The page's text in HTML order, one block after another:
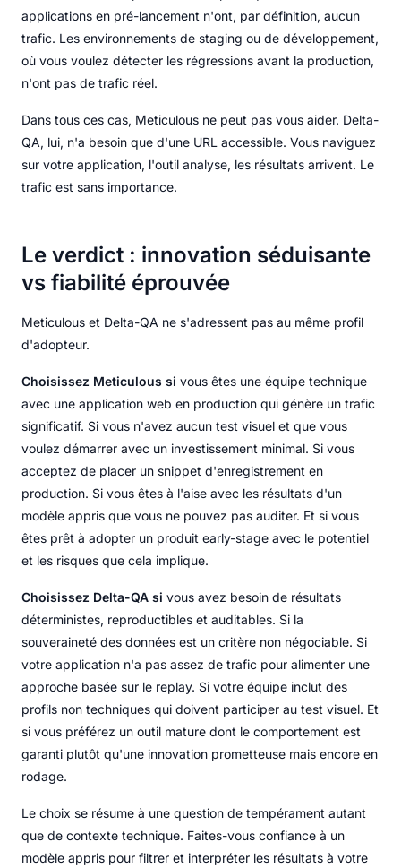
applications en pré-lancement n'ont, par définition, aucun
trafic. Les environnements de staging ou de développement,
où vous voulez détecter les régressions avant la production,
n'ont pas de trafic réel.
Dans tous ces cas, Meticulous ne peut pas vous aider. Delta-
QA, lui, n'a besoin que d'une URL accessible. Vous naviguez
sur votre application, l'outil analyse, les résultats arrivent. Le
trafic est sans importance.
Le verdict : innovation séduisante
vs fiabilité éprouvée
Meticulous et Delta-QA ne s'adressent pas au même profil
d'adopteur.
Choisissez Meticulous si vous êtes une équipe technique
avec une application web en production qui génère un trafic
significatif. Si vous n'avez aucun test visuel et que vous
voulez démarrer avec un investissement minimal. Si vous
acceptez de placer un snippet d'enregistrement en
production. Si vous êtes à l'aise avec les résultats d'un
modèle appris que vous ne pouvez pas auditer. Et si vous
êtes prêt à adopter un produit early-stage avec le potentiel
et les risques que cela implique.
Choisissez Delta-QA si vous avez besoin de résultats
déterministes, reproductibles et auditables. Si la
souveraineté des données est un critère non négociable. Si
votre application n'a pas assez de trafic pour alimenter une
approche basée sur le replay. Si votre équipe inclut des
profils non techniques qui doivent participer au test visuel. Et
si vous préférez un outil mature dont le comportement est
garanti plutôt qu'une innovation prometteuse mais encore en
rodage.
Le choix se résume à une question de tempérament autant
que de contexte technique. Faites-vous confiance à un
modèle appris pour filtrer et interpréter les résultats à votre